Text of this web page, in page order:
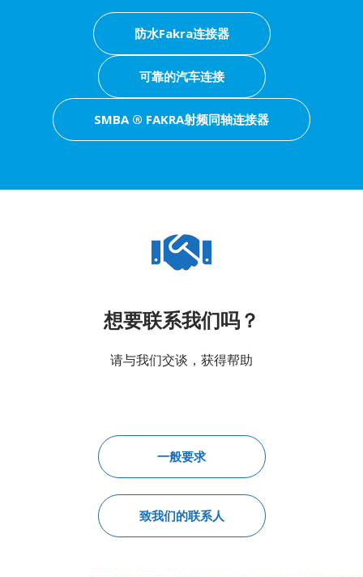
防水Fakra连接器
可靠的汽车连接
SMBA ® FAKRA射频同轴连接器
想要联系我们吗？
请与我们交谈，获得帮助
一般要求
致我们的联系人